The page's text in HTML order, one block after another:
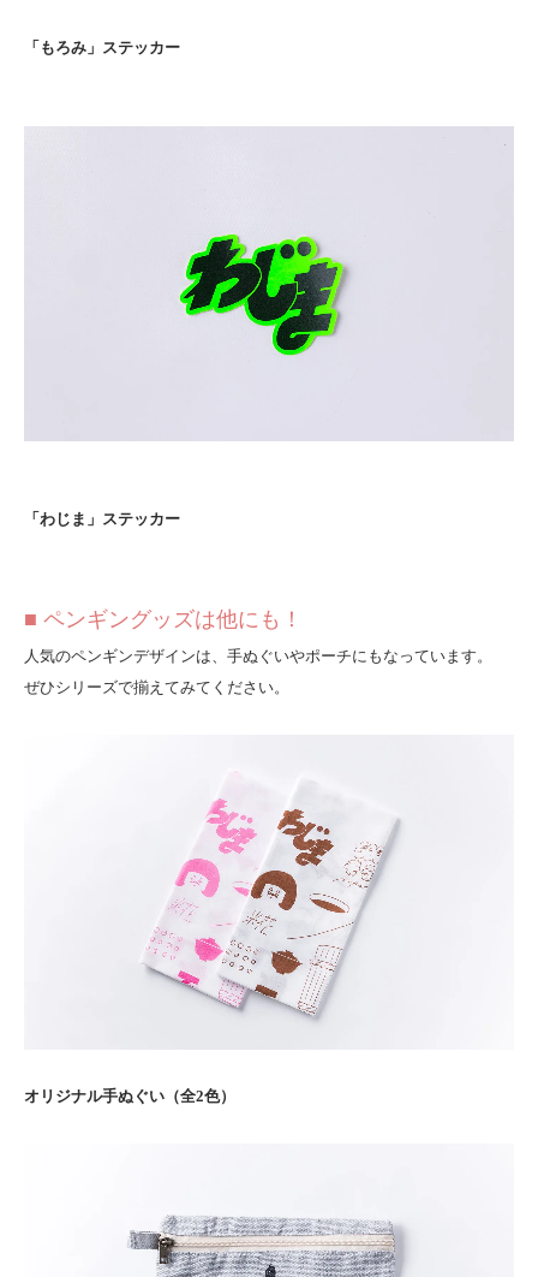
「もろみ」ステッカー
「わじま」ステッカー
■ ペンギングッズは他にも！
人気のペンギンデザインは、手ぬぐいやポーチにもなっています。
ぜひシリーズで揃えてみてください。
オリジナル手ぬぐい（全2色）